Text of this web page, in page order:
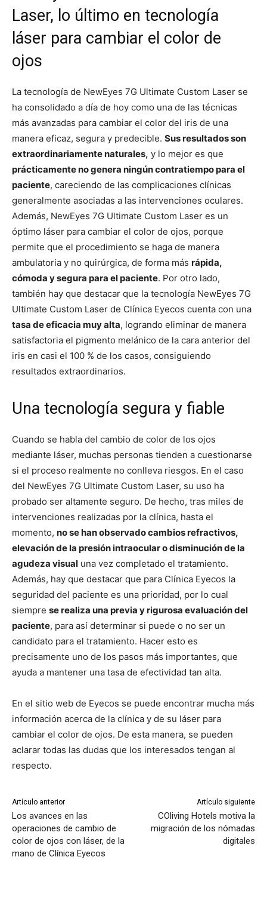
Laser, lo último en tecnología
láser para cambiar el color de
ojos
La tecnología de NewEyes 7G Ultimate Custom Laser se
ha consolidado a día de hoy como una de las técnicas
más avanzadas para cambiar el color del iris de una
manera eficaz, segura y predecible. Sus resultados son
extraordinariamente naturales, y lo mejor es que
prácticamente no genera ningún contratiempo para el
paciente, careciendo de las complicaciones clínicas
generalmente asociadas a las intervenciones oculares.
Además, NewEyes 7G Ultimate Custom Laser es un
óptimo láser para cambiar el color de ojos, porque
permite que el procedimiento se haga de manera
ambulatoria y no quirúrgica, de forma más rápida,
cómoda y segura para el paciente. Por otro lado,
también hay que destacar que la tecnología NewEyes 7G
Ultimate Custom Laser de Clínica Eyecos cuenta con una
tasa de eficacia muy alta, logrando eliminar de manera
satisfactoria el pigmento melánico de la cara anterior del
iris en casi el 100 % de los casos, consiguiendo
resultados extraordinarios.
Una tecnología segura y fiable
Cuando se habla del cambio de color de los ojos
mediante láser, muchas personas tienden a cuestionarse
si el proceso realmente no conlleva riesgos. En el caso
del NewEyes 7G Ultimate Custom Laser, su uso ha
probado ser altamente seguro. De hecho, tras miles de
intervenciones realizadas por la clínica, hasta el
momento, no se han observado cambios refractivos,
elevación de la presión intraocular o disminución de la
agudeza visual una vez completado el tratamiento.
Además, hay que destacar que para Clínica Eyecos la
seguridad del paciente es una prioridad, por lo cual
siempre se realiza una previa y rigurosa evaluación del
paciente, para así determinar si puede o no ser un
candidato para el tratamiento. Hacer esto es
precisamente uno de los pasos más importantes, que
ayuda a mantener una tasa de efectividad tan alta.
En el sitio web de Eyecos se puede encontrar mucha más
información acerca de la clínica y de su láser para
cambiar el color de ojos. De esta manera, se pueden
aclarar todas las dudas que los interesados tengan al
respecto.
Artículo anterior
Los avances en las
operaciones de cambio de
color de ojos con láser, de la
mano de Clínica Eyecos
Artículo siguiente
COliving Hotels motiva la
migración de los nómadas
digitales